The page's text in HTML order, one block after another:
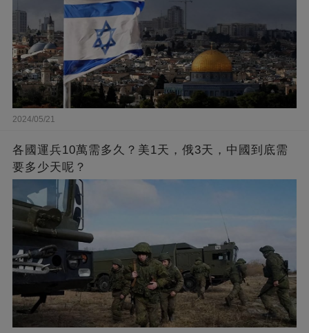
2024/05/21
各國運兵10萬需多久？美1天，俄3天，中國到底需
要多少天呢？